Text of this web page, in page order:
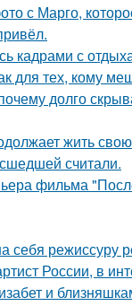
с Марго,
кадрами с
для тех, кому
долго
жить
считали.
фильма
себя режиссуру
России, в
и